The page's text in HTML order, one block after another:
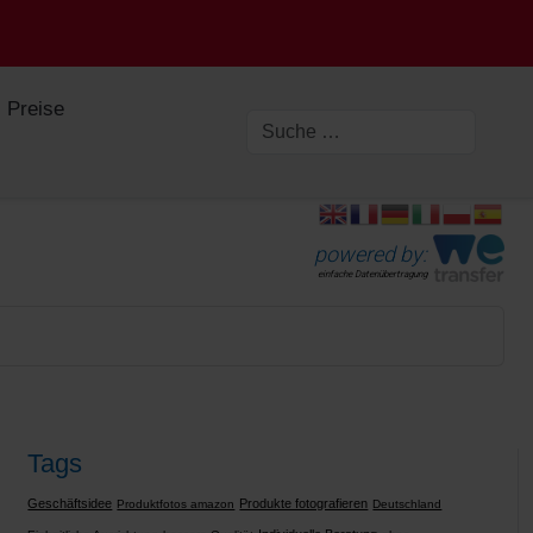
Preise
powered by:
einfache Datenübertragung
Tags
Geschäftsidee Produktfotos amazon Produkte fotografieren Deutschland